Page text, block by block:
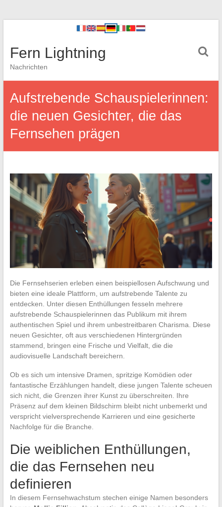
Fern Lightning
Nachrichten
Aufstrebende Schauspielerinnen:
die neuen Gesichter, die das
Fernsehen prägen
Die Fernsehserien erleben einen beispiellosen Aufschwung und
bieten eine ideale Plattform, um aufstrebende Talente zu
entdecken. Unter diesen Enthüllungen fesseln mehrere
aufstrebende Schauspielerinnen das Publikum mit ihrem
authentischen Spiel und ihrem unbestreitbaren Charisma. Diese
neuen Gesichter, oft aus verschiedenen Hintergründen
stammend, bringen eine Frische und Vielfalt, die die
audiovisuelle Landschaft bereichern.
Ob es sich um intensive Dramen, spritzige Komödien oder
fantastische Erzählungen handelt, diese jungen Talente scheuen
sich nicht, die Grenzen ihrer Kunst zu überschreiten. Ihre
Präsenz auf dem kleinen Bildschirm bleibt nicht unbemerkt und
verspricht vielversprechende Karrieren und eine gesicherte
Nachfolge für die Branche.
Die weiblichen Enthüllungen,
die das Fernsehen neu
definieren
In diesem Fernsehwachstum stechen einige Namen besonders